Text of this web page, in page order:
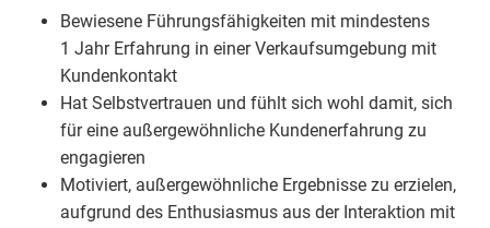
Bewiesene Führungsfähigkeiten mit mindestens
1 Jahr Erfahrung in einer Verkaufsumgebung mit
Kundenkontakt
Hat Selbstvertrauen und fühlt sich wohl damit, sich
für eine außergewöhnliche Kundenerfahrung zu
engagieren
Motiviert, außergewöhnliche Ergebnisse zu erzielen,
aufgrund des Enthusiasmus aus der Interaktion mit